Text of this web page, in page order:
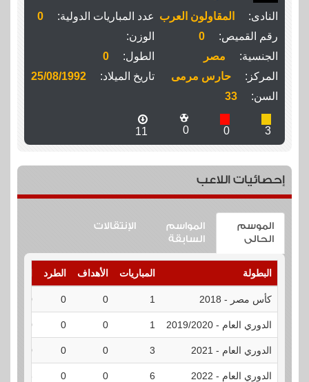
النادى:
المقاولون العرب عدد المباريات الدولية:
0
رقم القميص:
0
الوزن:
الجنسية:
مصر الطول:
0
المركز:
حارس مرمى تاريخ الميلاد:
25/08/1992
السن:
33
3
0
0
11
إحصائيات اللاعب
الموسم
الحالى
المواسم
السابقة
الإنتقالات
البطولة المباريات الأهداف الطرد
كأس مصر - 2018 1
0
0
0
الدوري العام - 2019/2020 1
0
0
0
الدوري العام - 2021 3
0
0
0
الدوري العام - 2022 6
0
0